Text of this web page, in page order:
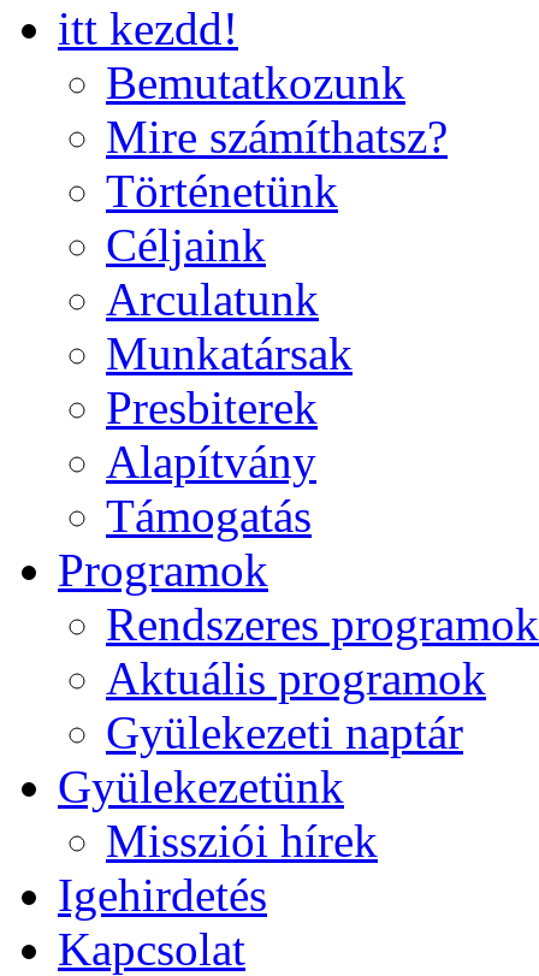
itt kezdd!
Bemutatkozunk
Mire számíthatsz?
Történetünk
Céljaink
Arculatunk
Munkatársak
Presbiterek
Alapítvány
Támogatás
Programok
Rendszeres programok
Aktuális programok
Gyülekezeti naptár
Gyülekezetünk
Missziói hírek
Igehirdetés
Kapcsolat